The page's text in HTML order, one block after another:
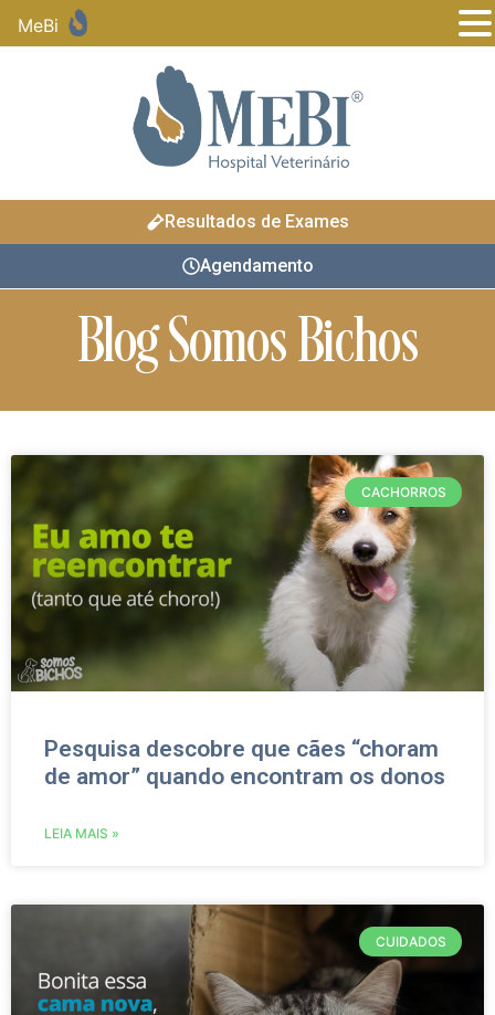
Resultados de Exames
Agendamento
Blog Somos Bichos
CACHORROS
Pesquisa descobre que cães “choram
de amor” quando encontram os donos
LEIA MAIS »
CUIDADOS
MeBi